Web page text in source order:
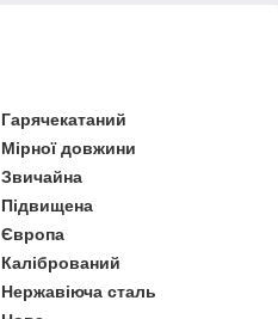
Гарячекатаний
Мірної довжини
Звичайна
Підвищена
Європа
Калібрований
Нержавіюча сталь